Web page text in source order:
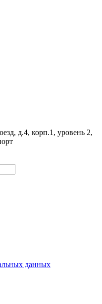
д.4, корп.1, уровень 2,
данных